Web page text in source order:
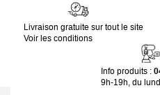
Livraison gratuite sur tout le site
Voir les conditions
Info produits :
9h-19h, du